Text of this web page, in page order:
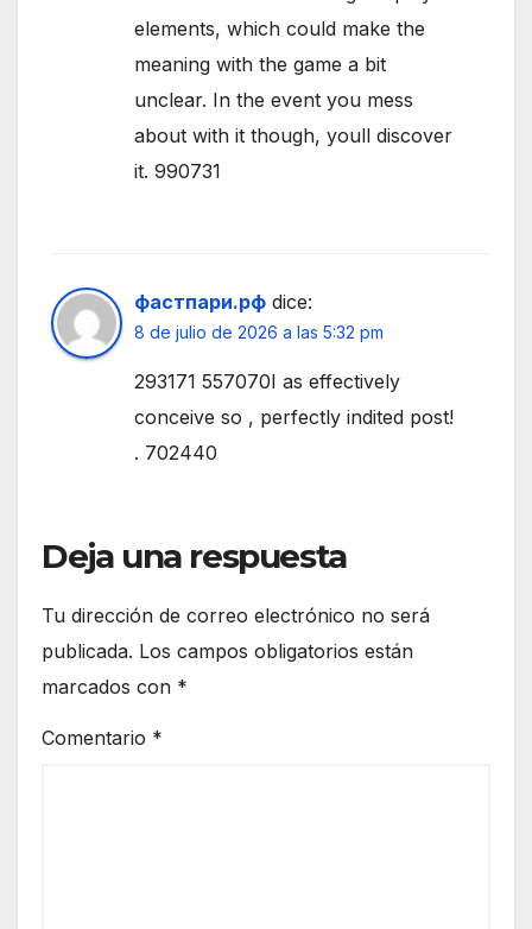
elements, which could make the
meaning with the game a bit
unclear. In the event you mess
about with it though, youll discover
it. 990731
фастпари.рф dice:
8 de julio de 2026 a las 5:32 pm
293171 557070I as effectively
conceive so , perfectly indited post!
. 702440
Deja una respuesta
Tu dirección de correo electrónico no será
publicada. Los campos obligatorios están
marcados con *
Comentario *